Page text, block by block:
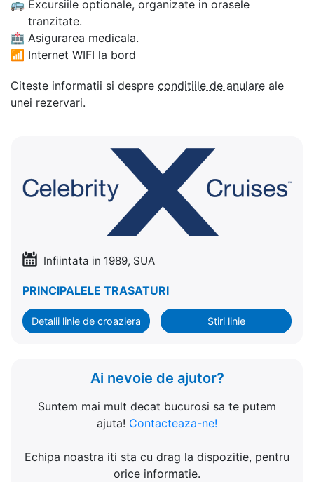
🚌 Excursiile optionale, organizate in orasele
tranzitate.
🏥 Asigurarea medicala.
📶 Internet WIFI la bord
Citeste informatii si despre conditiile de anulare ale
unei rezervari.
Infiintata in 1989, SUA
PRINCIPALELE TRASATURI
Detalii linie de croaziera Stiri linie
Ai nevoie de ajutor?
Suntem mai mult decat bucurosi sa te putem
ajuta! Contacteaza-ne!
Echipa noastra iti sta cu drag la dispozitie, pentru
orice informatie.